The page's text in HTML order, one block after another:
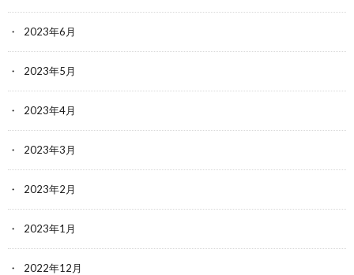
2023年6月
2023年5月
2023年4月
2023年3月
2023年2月
2023年1月
2022年12月